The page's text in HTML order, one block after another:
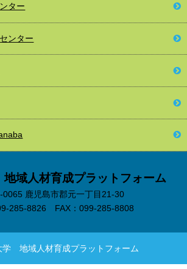
ター
センター
域人材育成プラットフォーム
鹿児島市郡元一丁目21-30
285-8826 FAX：099-285-8808
学 地域人材育成プラットフォーム